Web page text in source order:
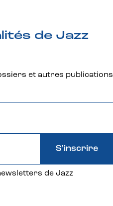
de Jazz
et autres publications
de Jazz
S'inscrire